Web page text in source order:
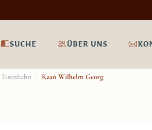
SUCHE ÜBER UNS
/ Kaan Wilhelm Georg